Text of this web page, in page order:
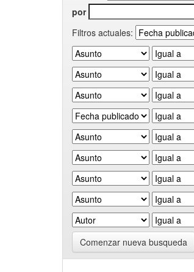
por
Filtros actuales:
Comenzar nueva busqueda